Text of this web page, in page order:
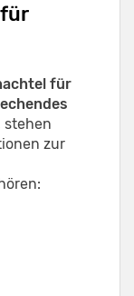
für
stehen
zur